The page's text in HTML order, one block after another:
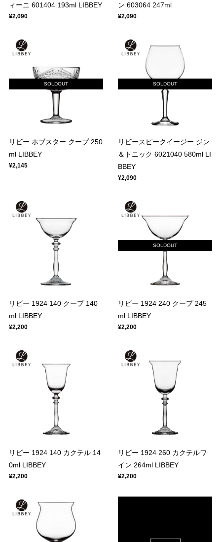
ィーニ 601404 193ml LIBBEY
¥2,090
ン 603064 247ml
¥2,090
SOLDOUT
リビー ホブスター クープ 250
ml LIBBEY
¥2,145
SOLDOUT
リビースピークイージー ジン
＆トニック 6021040 580ml LI
BBEY
¥2,090
リビー 1924 140 クープ 140
ml LIBBEY
¥2,200
SOLDOUT
リビー 1924 240 クープ 245
ml LIBBEY
¥2,200
リビー 1924 140 カクテル 14
0ml LIBBEY
¥2,200
リビー 1924 260 カクテルワ
イン 264ml LIBBEY
¥2,200